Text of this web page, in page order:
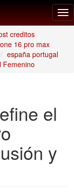
creditos
16 pro max
españa portugal
Femenino
el
y